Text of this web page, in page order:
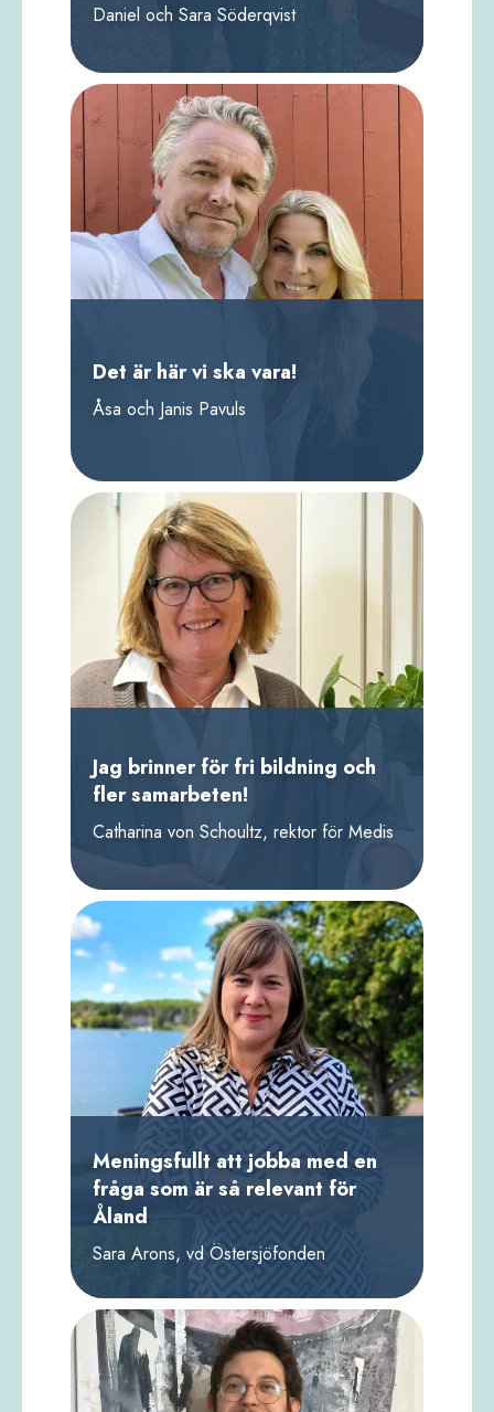
Daniel och Sara Söderqvist
Det är här vi ska vara!
Åsa och Janis Pavuls
Jag brinner för fri bildning och
fler samarbeten!
Catharina von Schoultz, rektor för Medis
Meningsfullt att jobba med en
fråga som är så relevant för
Åland
Sara Arons, vd Östersjöfonden